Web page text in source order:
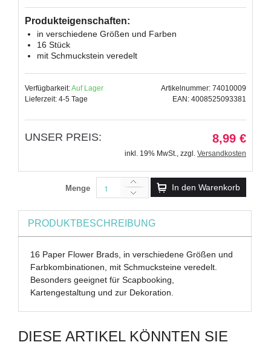
Produkteigenschaften:
in verschiedene Größen und Farben
16 Stück
mit Schmuckstein veredelt
Verfügbarkeit:Auf Lager
Lieferzeit: 4-5 Tage
Artikelnummer: 74010009
EAN: 4008525093381
UNSER PREIS: 8,99 €
inkl. 19% MwSt., zzgl. Versandkosten
Menge In den Warenkorb
PRODUKTBESCHREIBUNG
16 Paper Flower Brads, in verschiedene Größen und
Farbkombinationen, mit Schmucksteine veredelt.
Besonders geeignet für Scapbooking,
Kartengestaltung und zur Dekoration.
DIESE ARTIKEL KÖNNTEN SIE